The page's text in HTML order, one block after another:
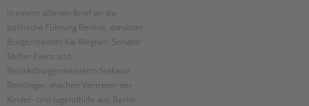
In einem offenen Brief an die
politische Führung Berlins, darunter
Bürgermeister Kai Wegner, Senator
Stefan Evers und
Bezirksbürgermeisterin Stefanie
Remlinger, machen Vertreter der
Kinder- und Jugendhilfe aus Berlin-